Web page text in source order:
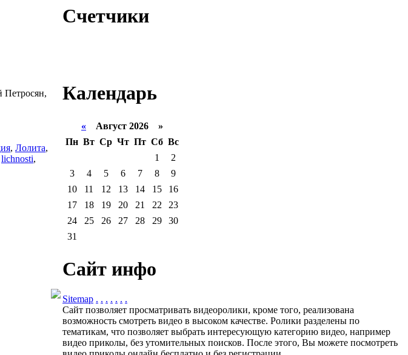
Петросян,
, Лолита,
lichnosti,
Счетчики
Календарь
« Август 2026 »
Пн Вт Ср Чт Пт Сб Вс
1
2
3
4 5 6 7 8
9
10
11 12 13 14 15
16
17
18 19 20 21 22
23
24
25 26 27 28 29
30
31
Сайт инфо
Sitemap . . . . . . .
Сайт позволяет просматривать видеоролики, кроме того, реализована
возможность смотреть видео в высоком качестве. Ролики разделены по
тематикам, что позволяет выбрать интересующую категорию видео, например
видео приколы, без утомительных поисков. После этого, Вы можете посмотреть